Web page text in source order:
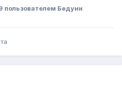
пользователем Бедуин